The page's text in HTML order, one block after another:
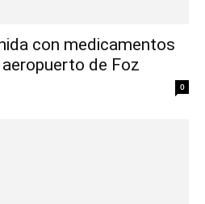
con medicamentos
de Foz
0